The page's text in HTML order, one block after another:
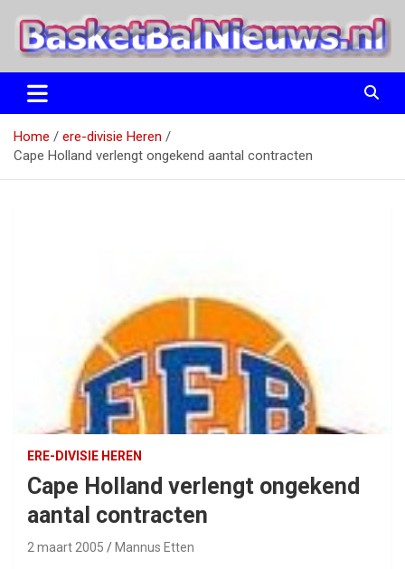
naar
BasketBalNieuws.nl
Etten
Home
ere-divisie Heren
Cape Holland verlengt ongekend aantal contracten
ERE-DIVISIE HEREN
Cape Holland verlengt ongekend
aantal contracten
2 maart 2005 Mannus Etten